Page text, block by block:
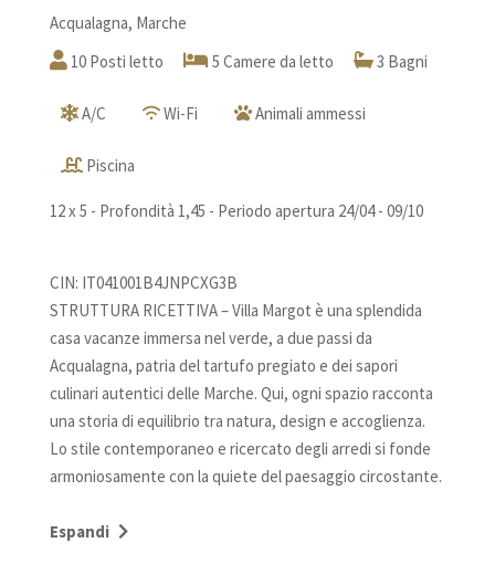
Acqualagna, Marche
10 Posti letto
5 Camere da letto 3 Bagni
A/C Wi-Fi Animali ammessi
Piscina
12 x 5 - Profondità 1,45 - Periodo apertura 24/04 - 09/10
CIN: IT041001B4JNPCXG3B
STRUTTURA RICETTIVA – Villa Margot è una splendida
casa vacanze immersa nel verde, a due passi da
Acqualagna, patria del tartufo pregiato e dei sapori
culinari autentici delle Marche. Qui, ogni spazio racconta
una storia di equilibrio tra natura, design e accoglienza.
Lo stile contemporaneo e ricercato degli arredi si fonde
armoniosamente con la quiete del paesaggio circostante.
luce, esaltando i materiali pregiati e le finiture che
Espandi